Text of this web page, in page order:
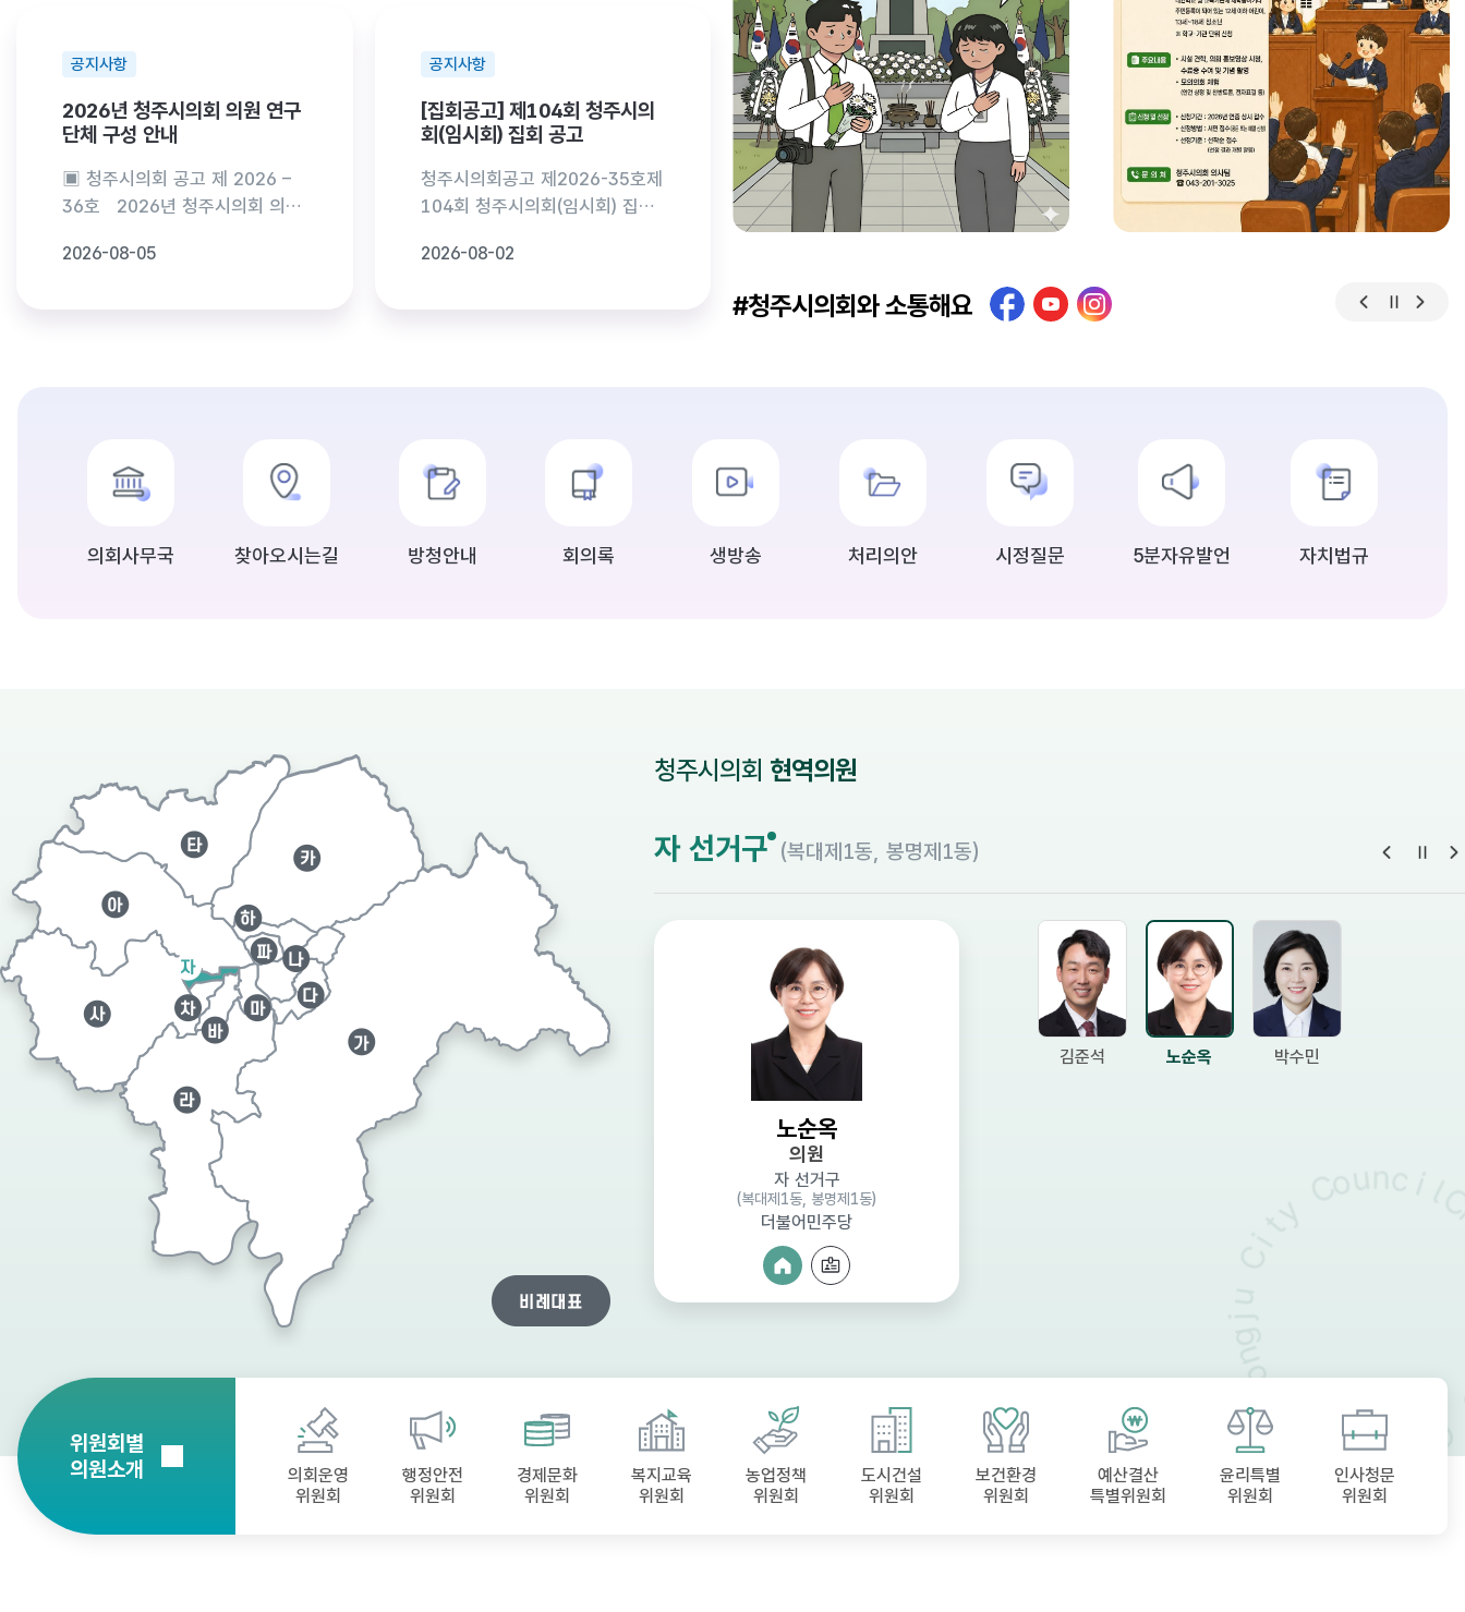
공지사항
2026년 청주시의회 의원 연구
단체 구성 안내
▣ 청주시의회 공고 제 2026 –
36호 2026년 청주시의회 의원
회 의원 연구단체 지원 조례」 제3
2026-08-05
공지사항
[집회공고] 제104회 청주시의
회(임시회) 집회 공고
청주시의회공고 제2026-35호제
104회 청주시의회(임시회) 집회
주시의회 회기운영 등에 관한 조
2026-08-02
#청주시의회와 소통해요
이벤트] 청주시의회는 듣고 있습
[한호흡챌린지] 송절동 워킹맘 곽도연
2026-06-06
의회사무국 찾아오시는길 방청안내 회의록 생방송 처리의안 시정질문 5분자유발언 자치법규
청주시의회 현역의원
자 선거구 (복대제1동, 봉명제1동)
(복대제1동, 봉명제1동)
노순옥
의원
자 선거구
(복대제1동, 봉명제1동)
더불어민주당
(복대제1동, 봉명제1동)
김준석 노순옥 박수민
위원회별
의원소개
의회운영
위원회
행정안전
위원회
경제문화
위원회
복지교육
위원회
농업정책
위원회
도시건설
위원회
보건환경
위원회
예산결산
특별위원회
윤리특별
위원회
인사청문
위원회